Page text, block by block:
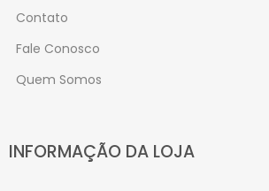
Contato
Fale Conosco
Quem Somos
INFORMAÇÃO DA LOJA